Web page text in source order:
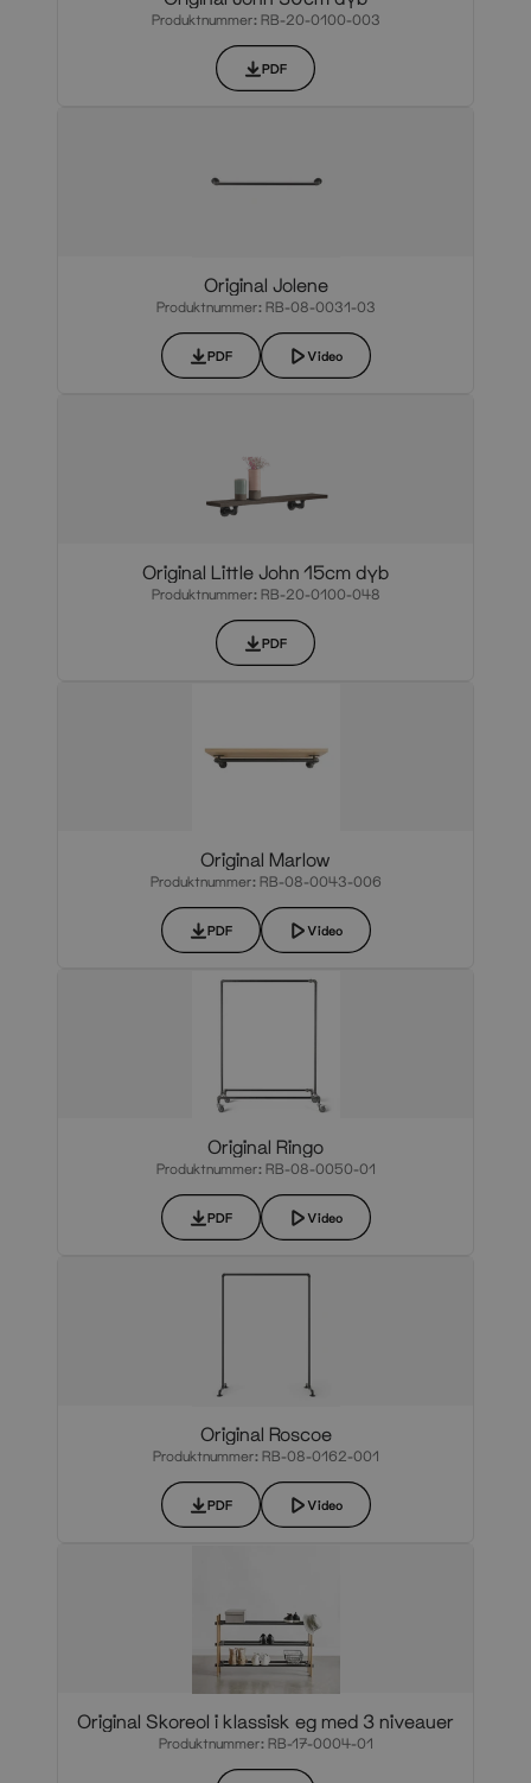
Produktnummer: RB-20-0100-003
PDF
Original Jolene
Produktnummer: RB-08-0031-03
PDF Video
Original Little John 15cm dyb
Produktnummer: RB-20-0100-048
PDF
Original Marlow
Produktnummer: RB-08-0043-006
PDF Video
Original Ringo
Produktnummer: RB-08-0050-01
PDF Video
Original Roscoe
Produktnummer: RB-08-0162-001
PDF Video
Original Skoreol i klassisk eg med 3 niveauer
Produktnummer: RB-17-0004-01